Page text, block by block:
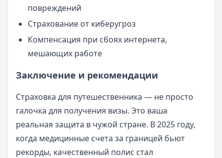
повреждений
Страхование от киберугроз
Компенсация при сбоях интернета,
мешающих работе
Заключение и рекомендации
Страховка для путешественника — не просто
галочка для получения визы. Это ваша
реальная защита в чужой стране. В 2025 году,
когда медицинные счета за границей бьют
рекорды, качественный полис стал